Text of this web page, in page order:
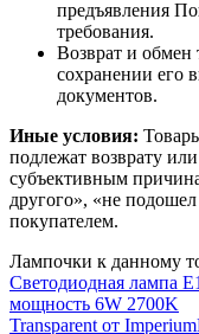
предъявления
требования.
Возврат и обмен
сохранении его
документов.
Иные условия:
подлежат возврату
субъективным
другого», «не
покупателем.
Лампочки к данному
Светодиодная лампа
мощность 6W 2700K
Transparent от